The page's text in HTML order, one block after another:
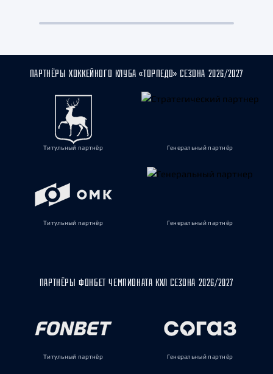
ПАРТНЁРЫ ХОККЕЙНОГО КЛУБА «ТОРПЕДО» СЕЗОНА 2026/2027
Титульный партнёр Генеральный партнёр
Титульный партнёр Генеральный партнёр
ПАРТНЁРЫ ФОНБЕТ ЧЕМПИОНАТА КХЛ СЕЗОНА 2026/2027
Титульный партнёр Генеральный партнёр